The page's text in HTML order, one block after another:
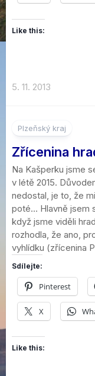
Like this:
5. 11. 2013
Plzeňský kraj
Zřícenina
Na Kašperku jsme
v létě 2015.
nedostal, je to, že
poté… Hlavně jsem
když jsme viděli
rozhodla, že ano,
vyhlídku (zřícenina
Sdílejte:
Pinterest
X
Like this: